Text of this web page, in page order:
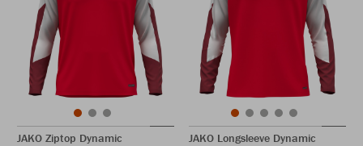
JAKO Ziptop Dynamic
JAKO Longsleeve Dynamic